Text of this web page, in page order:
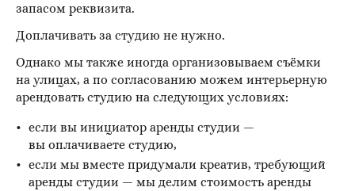
запасом реквизита.
Доплачивать за студию не нужно.
Однако мы также иногда организовываем съёмки
на улицах, а по согласованию можем интерьерную
арендовать студию на следующих условиях:
если вы инициатор аренды студии —
вы оплачиваете студию,
если мы вместе придумали креатив, требующий
аренды студии — мы делим стоимость аренды